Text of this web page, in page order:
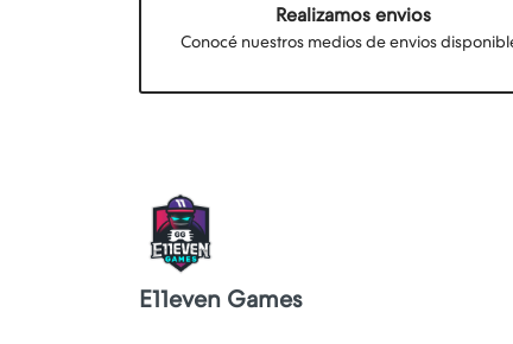
Realizamos envios
Conocé nuestros medios de envios
E11even Games